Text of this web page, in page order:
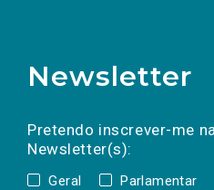
Newsletter
Pretendo inscrever-me
Newsletter(s):
Geral Parlamentar
a(s) newsletter(s).
mail